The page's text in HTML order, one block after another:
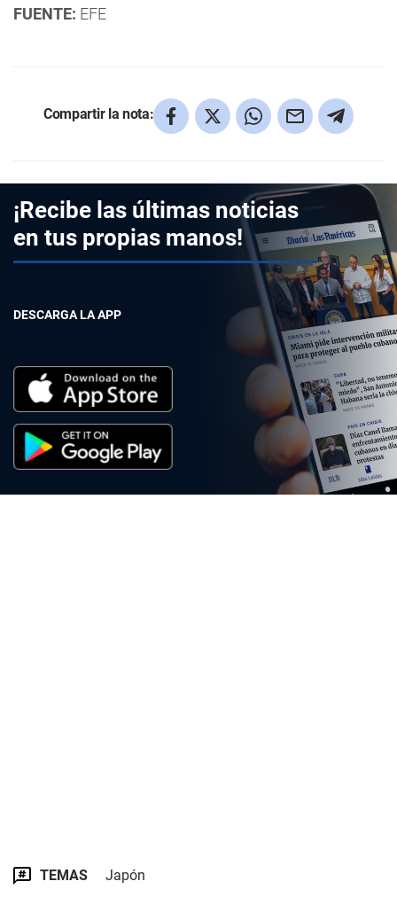
FUENTE: EFE
Compartir la nota:
¡Recibe las últimas noticias
en tus propias manos!
DESCARGA LA APP
TEMAS Japón